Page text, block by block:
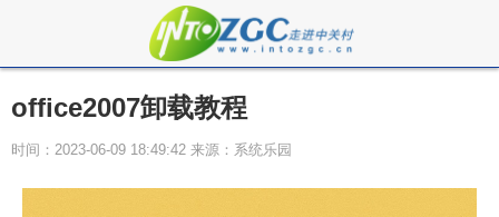
office2007卸载教程
时间：2023-06-09 18:49:42 来源：系统乐园